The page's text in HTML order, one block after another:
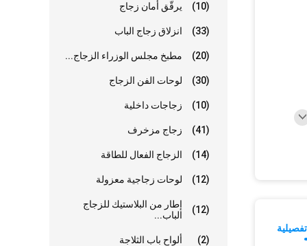
يرقّق أمان زجاج (10)
انزلاق زجاج الباب (33)
مطبخ مجلس الوزراء الزجاج... (20)
لوحات الفن الزجاج (30)
زجاجات داخلية (10)
زجاج مزخرف (41)
الزجاج الفعال للطاقة (14)
لوحات زجاجية معزولة (12)
إطار من البلاستيك للزجاج
الباب...
(12)
ألواح باب الثلاجة (2)